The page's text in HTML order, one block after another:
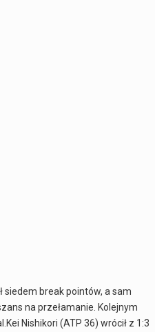
siedem break pointów, a sam
na przełamanie. Kolejnym
Nishikori (ATP 36) wrócił z 1:3